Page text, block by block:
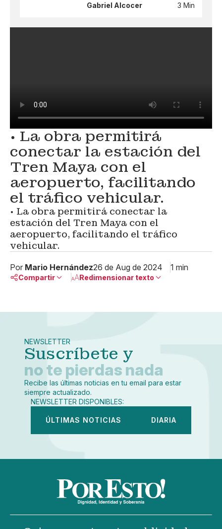
Gabriel Alcocer 3 Min
• La obra permitirá
conectar la estación del
Tren Maya con el
aeropuerto, facilitando
el tráfico vehicular.
• La obra permitirá conectar la
estación del Tren Maya con el
aeropuerto, facilitando el tráfico
vehicular.
Por Mario Hernández26 de Aug de 2024 1 min
Compartir
Copiar enlace
Redimensionar texto
NEWSLETTER
Suscríbete y
no te pierdas nada
Recibe las últimas noticias en tu email para estar
siempre actualizado.
NEWSLETTER DISPONIBLES:
ÚLTIMAS NOTICIAS DIARIA